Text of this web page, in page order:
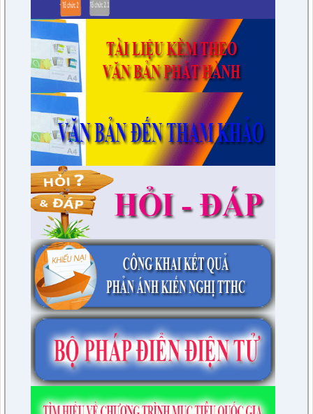
7/QĐ-BPC
Quyết định thành lập đoàn giám sát việc thực hiện các quy
định của pháp luật về công tác thi hành án dân sự trên địa
bàn huyện năm 2021, 2022
lượt xem: 3391 | lượt tải:597
230/CTr-TT HĐND
Chương trình công tác tháng 03/2023 của TT HĐND
lượt xem: 3383 | lượt tải:461
1/NQ-TTHĐND
Nghị quyết V/v: Điều chỉnh cục bộ quy hoạch chi tiết xây dựng
tỷ lệ 1/500 Khu trung tâm thị trấn Tuần Giáo huyện Tuần Giáo
tỉnh Điện Biên ( Khu dân cư số 1 Thị trấn Tuần Giáo; Khu dân
cư số 2 Thị trấn Tuần Giáo; Khu dân cư mới số 3
lượt xem: 2804 | lượt tải:1463
2/CV-BDT
Đề xuất chuyên đề giám sát năm 2024
lượt xem: 3926 | lượt tải:979
4/CV-BKTXH
Đề xuất nội dung giám sát năm 2024 của TT HĐND huyện
lượt xem: 4948 | lượt tải:1315